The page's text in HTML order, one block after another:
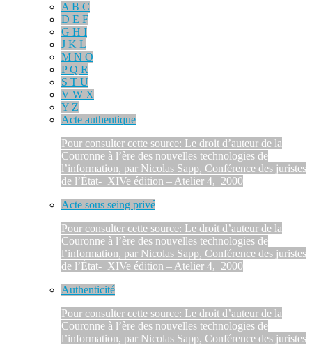
A B C
D E F
G H I
J K L
M N O
P Q R
S T U
V W X
Y Z
Acte authentique
Pour consulter cette source: Le droit d’auteur de la
Couronne à l’ère des nouvelles technologies de
l’information, par Nicolas Sapp, Conférence des juristes
de l’État- XIVe édition – Atelier 4, 2000
Acte sous seing privé
Pour consulter cette source: Le droit d’auteur de la
Couronne à l’ère des nouvelles technologies de
l’information, par Nicolas Sapp, Conférence des juristes
de l’État- XIVe édition – Atelier 4, 2000
Authenticité
Pour consulter cette source: Le droit d’auteur de la
Couronne à l’ère des nouvelles technologies de
l’information, par Nicolas Sapp, Conférence des juristes